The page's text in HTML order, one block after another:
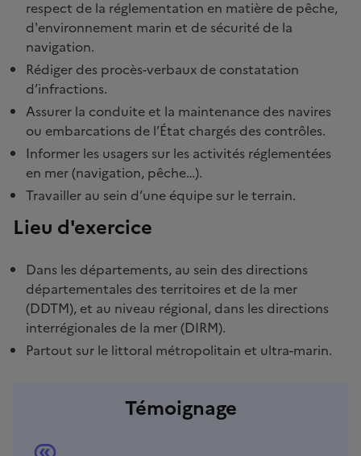
respect de la réglementation en matière de pêche,
d'environnement marin et de sécurité de la
navigation.
Rédiger des procès-verbaux de constatation
d’infractions.
Assurer la conduite et la maintenance des navires
ou embarcations de l’État chargés des contrôles.
Informer les usagers sur les activités réglementées
en mer (navigation, pêche…).
Travailler au sein d’une équipe sur le terrain.
Lieu d'exercice
Dans les départements, au sein des directions
départementales des territoires et de la mer
(DDTM), et au niveau régional, dans les directions
interrégionales de la mer (DIRM).
Partout sur le littoral métropolitain et ultra-marin.
Témoignage